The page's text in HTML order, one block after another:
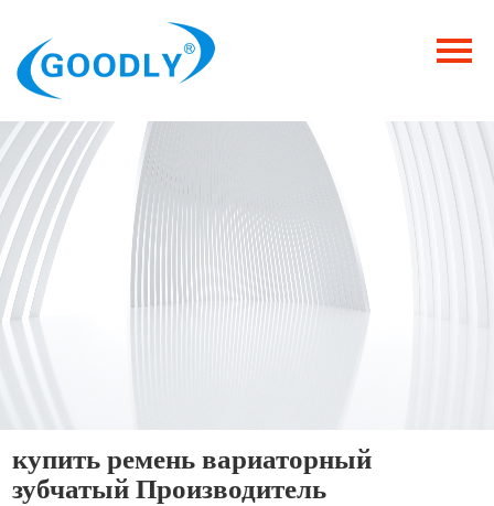
Продукция
ОТРАСЛИ
Категория
Новости
Контакты
купить ремень вариаторный
зубчатый Производитель